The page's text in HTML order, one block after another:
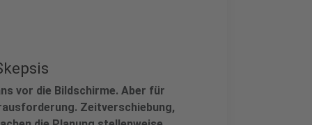
vor die Bildschirme. Aber für
Zeitverschiebung,